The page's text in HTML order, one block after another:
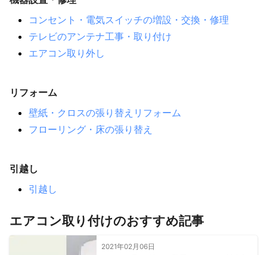
コンセント・電気スイッチの増設・交換・修理
テレビのアンテナ工事・取り付け
エアコン取り外し
リフォーム
壁紙・クロスの張り替えリフォーム
フローリング・床の張り替え
引越し
引越し
エアコン取り付けのおすすめ記事
2021年02月06日